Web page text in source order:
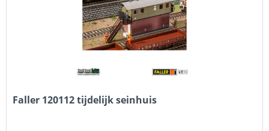
Faller 120112 tijdelijk seinhuis